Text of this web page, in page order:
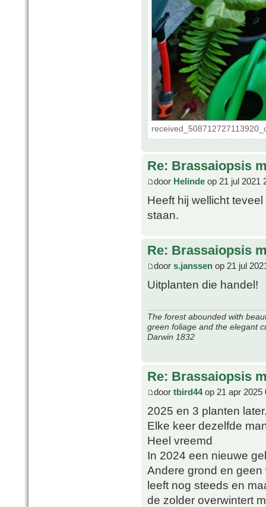
Re: Brassaiopsis
door Helinde op 21 jul 2021
Heeft hij wellicht
staan.
Re: Brassaiopsis
door s.janssen op 21 jul
Uitplanten die handel!
The forest abounded with
green foliage and the elegant
Darwin 1832
Re: Brassaiopsis
door tbird44op 21 apr 2025
2025 en 3 planten
Elke keer dezelfde
Heel vreemd
In 2024 een nieuwe
Andere grond en
leeft nog steeds en
de zolder overwintert